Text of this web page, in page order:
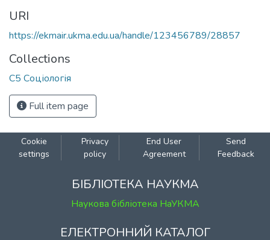
URI
https://ekmair.ukma.edu.ua/handle/123456789/28857
Collections
С5 Соціологія
Full item page
Cookie
settings
Privacy
policy
End User
Agreement
Send
Feedback
БІБЛІОТЕКА НАУКМА
Наукова бібліотека НаУКМА
ЕЛЕКТРОННИЙ КАТАЛОГ